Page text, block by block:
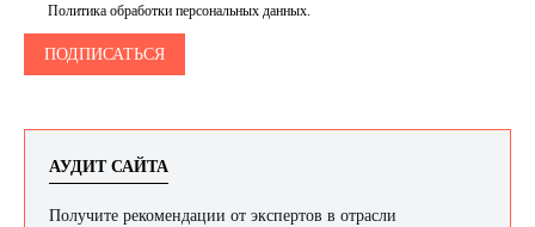
Политика обработки персональных данных.
АУДИТ САЙТА
Получите рекомендации от экспертов в отрасли